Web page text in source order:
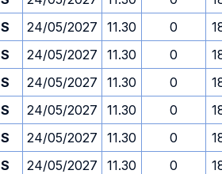
S 24/05/2027 11.30 0
S 24/05/2027 11.30 0
S 24/05/2027 11.30 0
S 24/05/2027 11.30 0
S 24/05/2027 11.30 0
S 24/05/2027 11.30 0